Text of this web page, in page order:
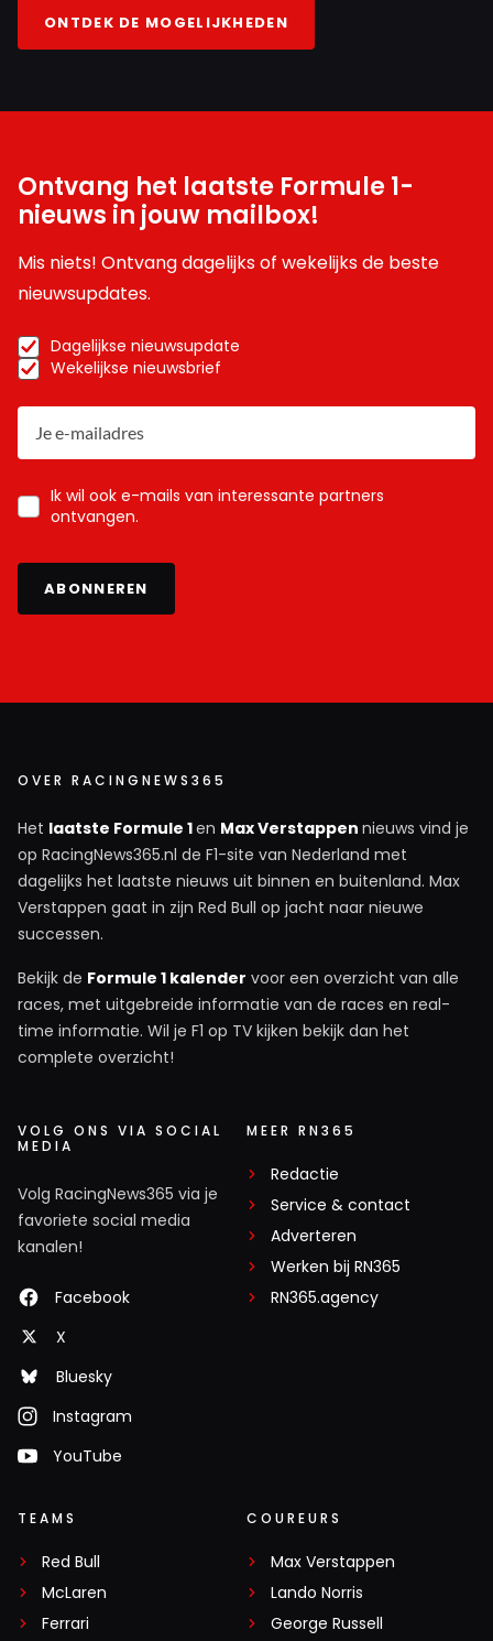
ONTDEK DE MOGELIJKHEDEN
Ontvang het laatste Formule 1-
nieuws in jouw mailbox!
Mis niets! Ontvang dagelijks of wekelijks de beste
nieuwsupdates.
Dagelijkse nieuwsupdate
Wekelijkse nieuwsbrief
Ik wil ook e-mails van interessante partners
ontvangen.
ABONNEREN
OVER RACINGNEWS365
Het laatste Formule 1en Max Verstappen nieuws vind je
op RacingNews365.nl de F1-site van Nederland met
dagelijks het laatste nieuws uit binnen en buitenland. Max
Verstappen gaat in zijn Red Bull op jacht naar nieuwe
successen.
Bekijk de Formule 1 kalender voor een overzicht van alle
races, met uitgebreide informatie van de races en real-
time informatie. Wil je F1 op TV kijken bekijk dan het
complete overzicht!
VOLG ONS VIA SOCIAL
MEDIA
Volg RacingNews365 via je
favoriete social media
kanalen!
Facebook
X
Bluesky
Instagram
YouTube
MEER RN365
Redactie
Service & contact
Adverteren
Werken bij RN365
RN365.agency
TEAMS
Red Bull
McLaren
Ferrari
COUREURS
Max Verstappen
Lando Norris
George Russell